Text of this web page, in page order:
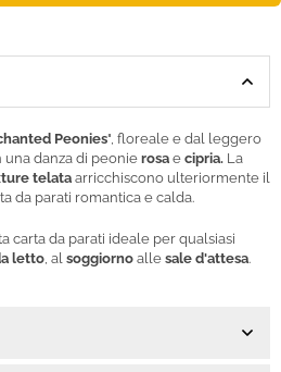
Peonies", floreale e dal leggero
danza di peonie rosa e cipria. La
telata arricchiscono ulteriormente il
da parati romantica e calda.
carta da parati ideale per qualsiasi
letto , al soggiorno alle sale d'attesa.